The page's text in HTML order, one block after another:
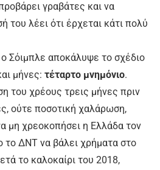
γραβάτες και να
του λέει ότι έρχεται κάτι πολύ
Σόιμπλε αποκάλυψε το σχέδιο
μήνες: τέταρτο μνημόνιο.
του χρέους τρεις μήνες πριν
ούτε ποσοτική χαλάρωση,
μη χρεοκοπήσει η Ελλάδα τον
το ΔΝΤ να βάλει χρήματα στο
το καλοκαίρι του 2018,